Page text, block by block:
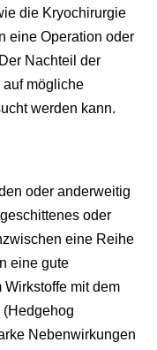
die Kryochirurgie
eine Operation oder
Nachteil der
auf mögliche
werden kann.
oder anderweitig
oder
eine Reihe
eine gute
mit dem
Nebenwirkungen